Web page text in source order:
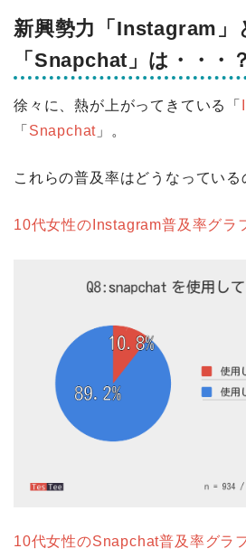
新興勢力「Instagram」
「Snapchat」は・・・？
徐々に、熱が上がってきている「
「 Snapchat 」。
これらの普及率はどうなっている
10代女性のInstagram普及率グラ
10代女性のSnapchat普及率グラ